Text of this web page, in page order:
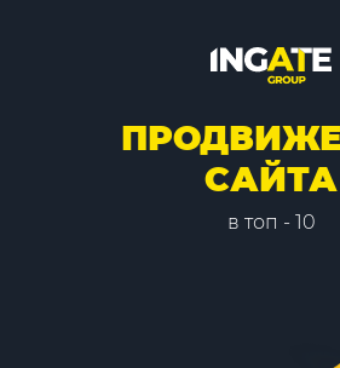
САЙТА
в топ - 10